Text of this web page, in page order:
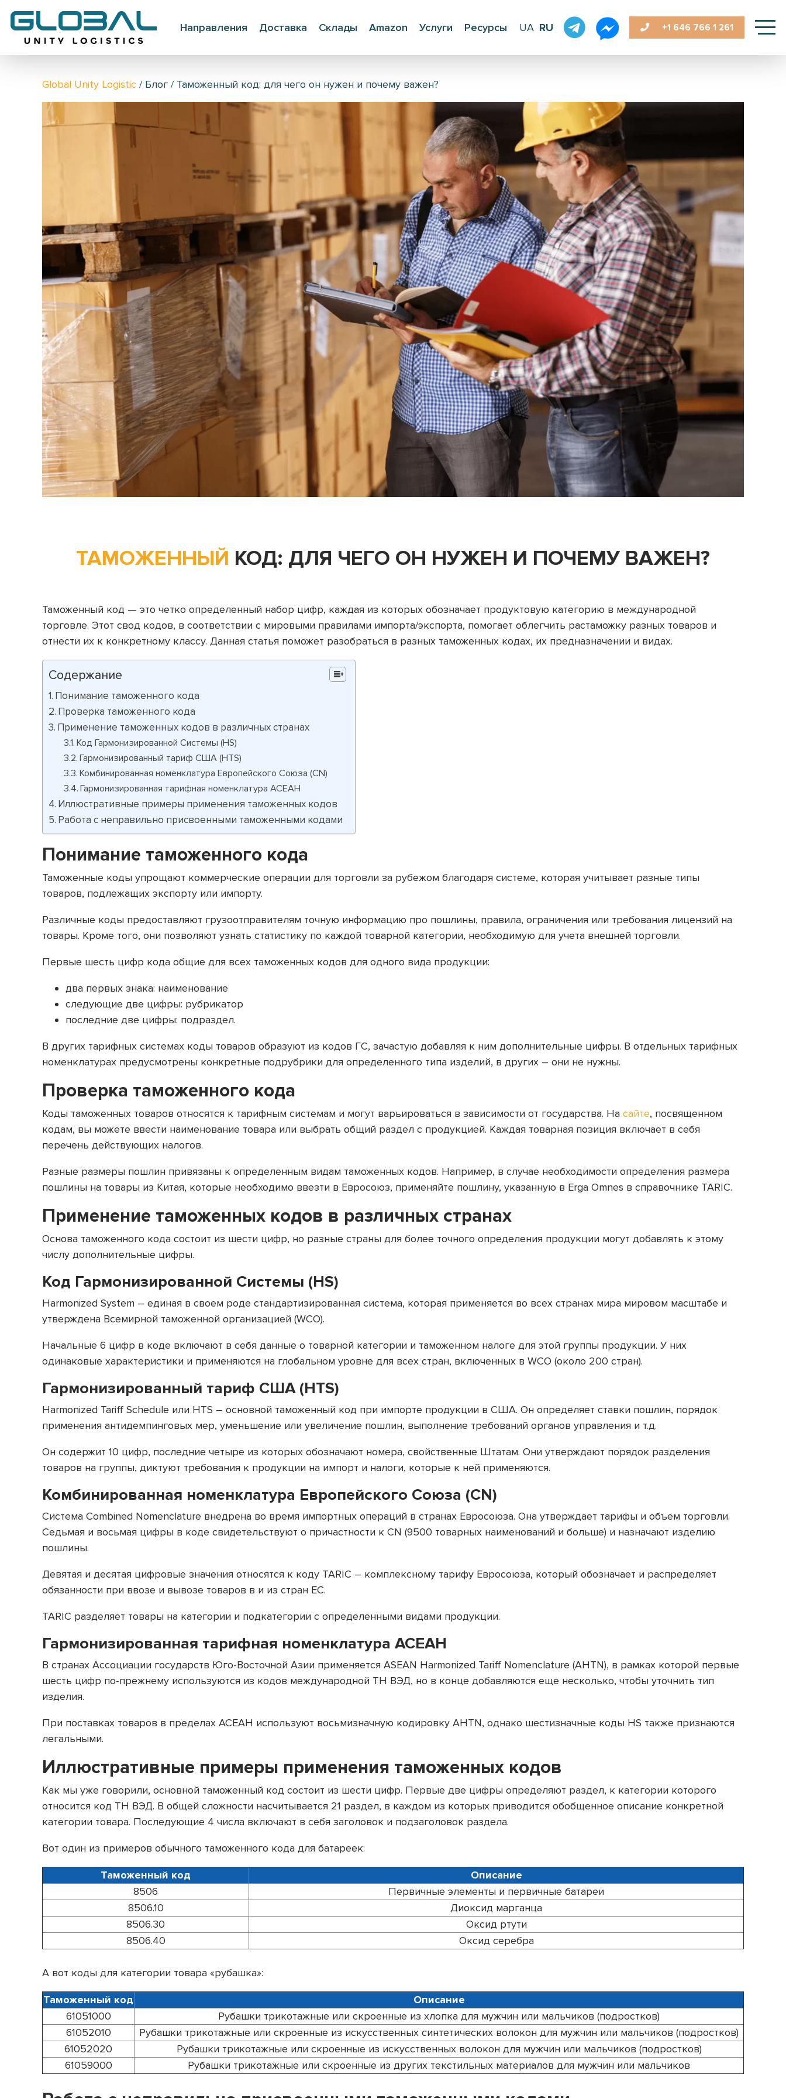
Направления Доставка Склады Amazon Услуги Ресурсы RU
UA +1 646 766 1 261
Global Unity Logistic / Блог / Таможенный код: для чего он нужен и почему важен?
ТАМОЖЕННЫЙ КОД: ДЛЯ ЧЕГО ОН НУЖЕН И ПОЧЕМУ ВАЖЕН?
Таможенный код — это четко определенный набор цифр, каждая из которых обозначает продуктовую категорию в международной
торговле. Этот свод кодов, в соответствии с мировыми правилами импорта/экспорта, помогает облегчить растаможку разных товаров и
отнести их к конкретному классу. Данная статья поможет разобраться в разных таможенных кодах, их предназначении и видах.
Содержание
Понимание таможенного кода
Проверка таможенного кода
Применение таможенных кодов в различных странах
Код Гармонизированной Системы (HS)
Гармонизированный тариф США (HTS)
Комбинированная номенклатура Европейского Союза (CN)
Гармонизированная тарифная номенклатура АСЕАН
Иллюстративные примеры применения таможенных кодов
Работа с неправильно присвоенными таможенными кодами
Понимание таможенного кода
Таможенные коды упрощают коммерческие операции для торговли за рубежом благодаря системе, которая учитывает разные типы
товаров, подлежащих экспорту или импорту.
Различные коды предоставляют грузоотправителям точную информацию про пошлины, правила, ограничения или требования лицензий на
товары. Кроме того, они позволяют узнать статистику по каждой товарной категории, необходимую для учета внешней торговли.
Первые шесть цифр кода общие для всех таможенных кодов для одного вида продукции:
два первых знака: наименование
следующие две цифры: рубрикатор
последние две цифры: подраздел.
В других тарифных системах коды товаров образуют из кодов ГС, зачастую добавляя к ним дополнительные цифры. В отдельных тарифных
номенклатурах предусмотрены конкретные подрубрики для определенного типа изделий, в других – они не нужны.
Проверка таможенного кода
Коды таможенных товаров относятся к тарифным системам и могут варьироваться в зависимости от государства. На сайте, посвященном
кодам, вы можете ввести наименование товара или выбрать общий раздел с продукцией. Каждая товарная позиция включает в себя
перечень действующих налогов.
Разные размеры пошлин привязаны к определенным видам таможенных кодов. Например, в случае необходимости определения размера
пошлины на товары из Китая, которые необходимо ввезти в Евросоюз, применяйте пошлину, указанную в Erga Omnes в справочнике TARIC.
Применение таможенных кодов в различных странах
Основа таможенного кода состоит из шести цифр, но разные страны для более точного определения продукции могут добавлять к этому
числу дополнительные цифры.
Код Гармонизированной Системы (HS)
Harmonized System – единая в своем роде стандартизированная система, которая применяется во всех странах мира мировом масштабе и
утверждена Всемирной таможенной организацией (WCO).
Начальные 6 цифр в коде включают в себя данные о товарной категории и таможенном налоге для этой группы продукции. У них
одинаковые характеристики и применяются на глобальном уровне для всех стран, включенных в WCO (около 200 стран).
Гармонизированный тариф США (HTS)
Harmonized Tariff Schedule или HTS – основной таможенный код при импорте продукции в США. Он определяет ставки пошлин, порядок
применения антидемпинговых мер, уменьшение или увеличение пошлин, выполнение требований органов управления и т.д.
Он содержит 10 цифр, последние четыре из которых обозначают номера, свойственные Штатам. Они утверждают порядок разделения
товаров на группы, диктуют требования к продукции на импорт и налоги, которые к ней применяются.
Комбинированная номенклатура Европейского Союза (CN)
Система Combined Nomenclature внедрена во время импортных операций в странах Евросоюза. Она утверждает тарифы и объем торговли.
Седьмая и восьмая цифры в коде свидетельствуют о причастности к CN (9500 товарных наименований и больше) и назначают изделию
пошлины.
Девятая и десятая цифровые значения относятся к коду TARIC – комплексному тарифу Евросоюза, который обозначает и распределяет
обязанности при ввозе и вывозе товаров в и из стран ЕС.
TARIC разделяет товары на категории и подкатегории с определенными видами продукции.
Гармонизированная тарифная номенклатура АСЕАН
В странах Ассоциации государств Юго-Восточной Азии применяется ASEAN Harmonized Tariff Nomenclature (AHTN), в рамках которой первые
шесть цифр по-прежнему используются из кодов международной ТН ВЭД, но в конце добавляются еще несколько, чтобы уточнить тип
изделия.
При поставках товаров в пределах АСЕАН используют восьмизначную кодировку AHTN, однако шестизначные коды HS также признаются
легальными.
Иллюстративные примеры применения таможенных кодов
Как мы уже говорили, основной таможенный код состоит из шести цифр. Первые две цифры определяют раздел, к категории которого
относится код ТН ВЭД. В общей сложности насчитывается 21 раздел, в каждом из которых приводится обобщенное описание конкретной
категории товара. Последующие 4 числа включают в себя заголовок и подзаголовок раздела.
Вот один из примеров обычного таможенного кода для батареек:
Таможенный код
Описание
8506
Первичные элементы и первичные батареи
8506.10
Диоксид марганца
8506.30
Оксид ртути
8506.40
Оксид серебра
А вот коды для категории товара «рубашка»:
Таможенный код
Описание
61051000
Рубашки трикотажные или скроенные из хлопка для мужчин или мальчиков (подростков)
61052010
Рубашки трикотажные или скроенные из искусственных синтетических волокон для мужчин или мальчиков (подростков)
61052020
Рубашки трикотажные или скроенные из искусственных волокон для мужчин или мальчиков (подростков)
61059000
Рубашки трикотажные или скроенные из других текстильных материалов для мужчин или мальчиков